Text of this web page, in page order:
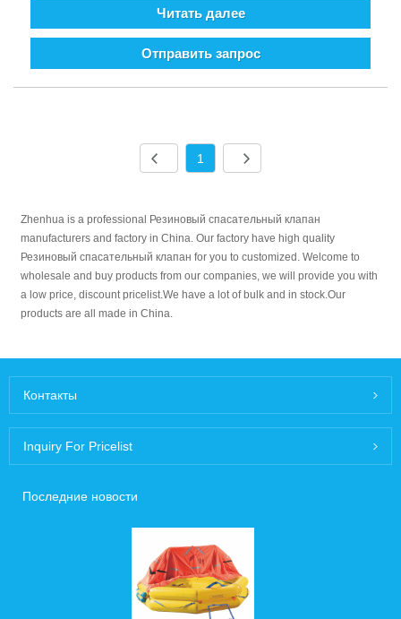
Читать далее
Отправить запрос
1
Zhenhua is a professional Резиновый спасательный клапан
manufacturers and factory in China. Our factory have high quality
Резиновый спасательный клапан for you to customized. Welcome to
wholesale and buy products from our companies, we will provide you with
a low price, discount pricelist.We have a lot of bulk and in stock.Our
products are all made in China.
Контакты
Inquiry For Pricelist
Последние новости